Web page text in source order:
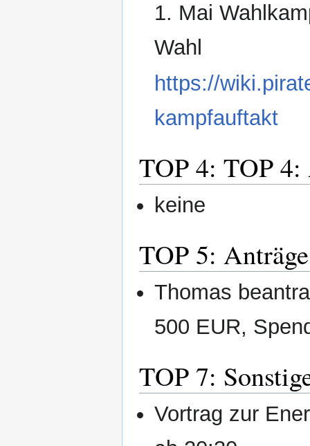
1. Mai
Wahl
https://
kampfauftakt
TOP 4: TOP 4:
keine
TOP 5:
Thomas
500 EUR,
TOP 7:
Vortrag zur